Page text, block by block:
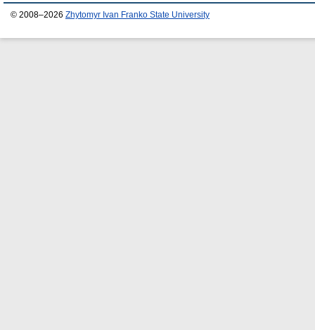
© 2008–2026 Zhytomyr Ivan Franko State University